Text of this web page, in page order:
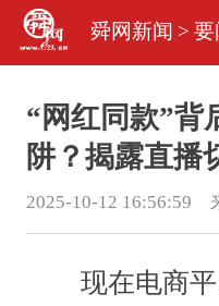
舜网新闻 > 要
“网红同款”背
阱？揭露直播
2025-10-12 16:56:59
现在电商平